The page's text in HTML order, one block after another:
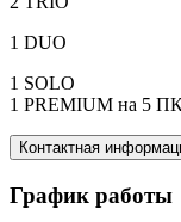
1 DUO
1 SOLO
1 PREMIUM на 5
Контактная
График работы